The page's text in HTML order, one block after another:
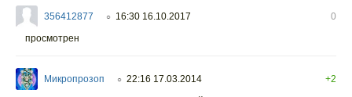
356412877 ○ 16:30 16.10.2017
0
просмотрен
Микропрозоп ○ 22:16 17.03.2014
+2